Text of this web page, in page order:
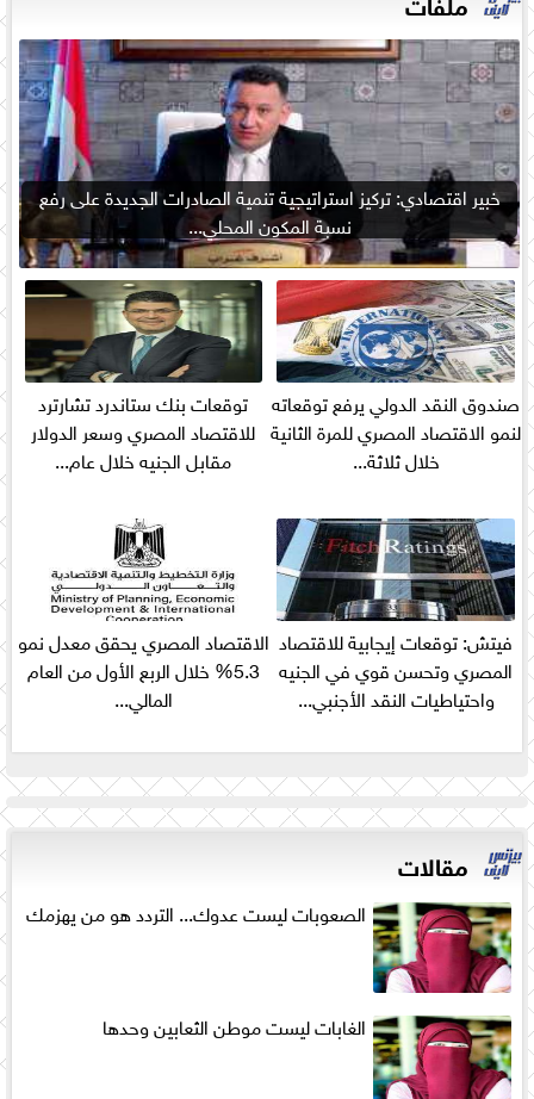
خبير اقتصادي: تركيز استراتيجية تنمية الصادرات الجديدة على رفع
نسبة المكون المحلي...
صندوق النقد الدولي يرفع توقعاته
لنمو الاقتصاد المصري للمرة الثانية
خلال ثلاثة...
توقعات بنك ستاندرد تشارترد
للاقتصاد المصري وسعر الدولار
مقابل الجنيه خلال عام...
فيتش: توقعات إيجابية للاقتصاد
المصري وتحسن قوي في الجنيه
واحتياطيات النقد الأجنبي...
الاقتصاد المصري يحقق معدل نمو
5.3% خلال الربع الأول من العام
المالي...
مقالات
الصعوبات ليست عدوك... التردد هو من يهزمك
الغابات ليست موطن الثعابين وحدها